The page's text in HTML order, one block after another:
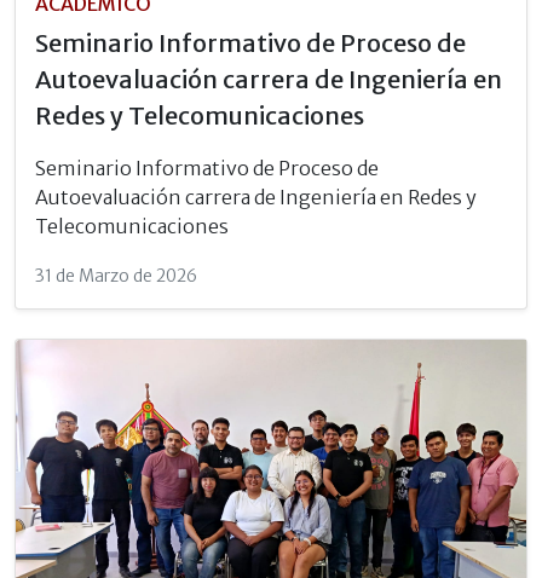
Seminario Informativo de Proceso de
Autoevaluación carrera de Ingeniería en
Redes y Telecomunicaciones
Seminario Informativo de Proceso de
Autoevaluación carrera de Ingeniería en Redes y
Telecomunicaciones
31 de Marzo de 2026